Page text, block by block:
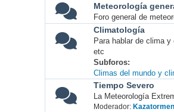
Meteorología
Foro general de
Climatología
Para hablar de clima
etc
Subforos
Climas del mundo y
Tiempo Severo
La Meteorología
Moderador: